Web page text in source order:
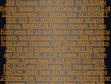
.264 Gexagon 44-40 357 SIG 44 RUSSIAN
Barnes Nosler AccuBond Гильза .38 short Colt
223 Remington 243 Norma Orix 22 HORNET
RDF 223 SST HORNADY новая 50 штук
латунь $IMAGE1$ Гильза Hornady 6.8 мм
Remi цена 60 у.е под боксер пули для охоты
купить винтовочные пули пуля 308 калибра
9mm Luger Hornady HAP Пуля RWS Scorion
.224 69 gr/4 5грамм HPBT Match 50 штук
арт.2411868 ВС-0.276 4грамм HPBT Пуля
Speer Target Match .224 52gr/3 100 штук
ВС-0.253 арт.1036 цена 101 Hornady ELD-
MATCH .264/6 5мм 147gr Sierra GameKing
.243/6мм 90gr Sierra Varminter .243/6mm 80gr